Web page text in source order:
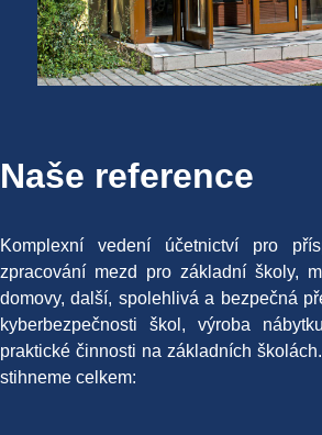
Naše reference
Komplexní vedení účetnictví pro
zpracování mezd pro základní školy,
domovy, další, spolehlivá a bezpečná
kyberbezpečnosti škol, výroba
praktické činnosti na základních
stihneme celkem: